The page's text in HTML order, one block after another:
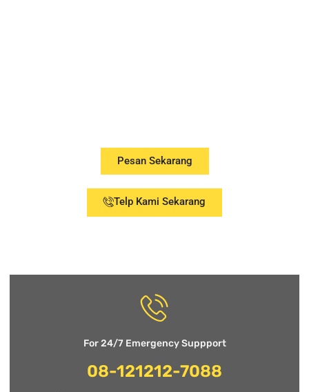
Pesan Sekarang
Telp Kami Sekarang
For 24/7 Emergency Suppport
08-121212-7088